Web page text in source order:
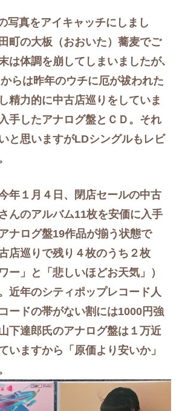
写真をアイキャッチにしまし
町の大板（おおいた）蕎麦でご
は体調を崩してしまいましたが､
らは昨年のウチに厄が祓われた
精力的に中古店巡りをしていま
手したアナログ盤とＣＤ。それ
と思いますがLDシングルもレビ
年１月４日、閉店セールの中古
んのアルバム11枚を安価に入手
ナログ盤19作品が揃う状態で
店巡りで残り４枚のうち２枚
ー」と「悲しいほどお天気」）
近年のシティポップレコード人
ードの帯がない割には1000円強
下達郎氏のアナログ盤は１万近
いますから「原価より安いか」